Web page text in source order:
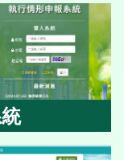
申報系統